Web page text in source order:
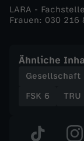
c
w
a
n
LARA -
Frauen: 030
Ähnliche
Gesellschaft
FSK 6
TRU